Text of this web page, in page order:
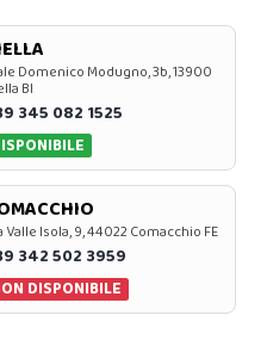
Domenico Modugno, 3b, 13900
BI
345 082 1525
Valle Isola, 9, 44022 Comacchio FE
342 502 3959
DISPONIBILE